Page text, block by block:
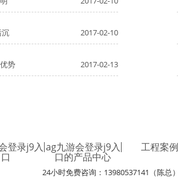
沉 2017-02-10
势 2017-02-13
登录j9入
口
ag九游会登录j9入
口的产品中心
工程案例
24小时免费咨询：13980537141（陈总